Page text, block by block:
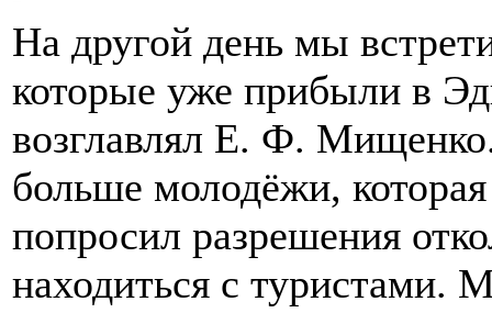
На другой день мы
которые уже прибыли в
возглавлял Е. Ф.
больше молодёжи,
попросил разрешения
находиться с туристами.